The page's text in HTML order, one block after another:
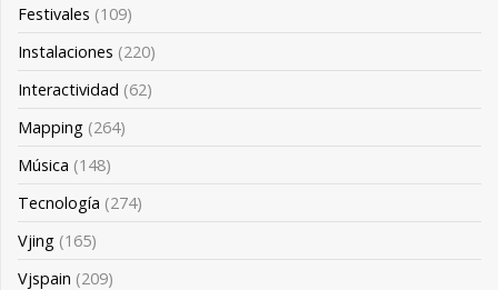
Festivales (109)
Instalaciones (220)
Interactividad (62)
Mapping (264)
Música (148)
Tecnología (274)
Vjing (165)
Vjspain (209)